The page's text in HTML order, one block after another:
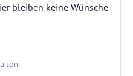
bleiben keine Wünsche